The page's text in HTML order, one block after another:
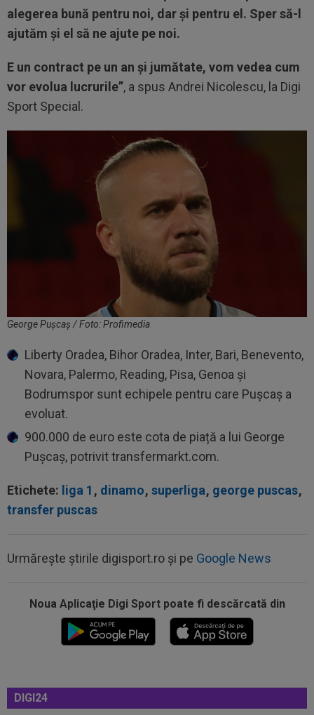
alegerea bună pentru noi, dar și pentru el. Sper să-l
ajutăm și el să ne ajute pe noi.
E un contract pe un an și jumătate, vom vedea cum
vor evolua lucrurile”, a spus Andrei Nicolescu, la Digi
Sport Special.
George Pușcaș / Foto: Profimedia
Liberty Oradea, Bihor Oradea, Inter, Bari, Benevento,
Novara, Palermo, Reading, Pisa, Genoa și
Bodrumspor sunt echipele pentru care Pușcaș a
evoluat.
900.000 de euro este cota de piață a lui George
Pușcaș, potrivit transfermarkt.com.
Etichete: liga 1 , dinamo, superliga, george puscas,
transfer puscas
Urmărește știrile digisport.ro și pe Google News
Noua Aplicaţie Digi Sport poate fi descărcată din
DIGI24
00:17
Micael Leandro a murit, după ce a fost
împușcat în timpul meciului
Surpriza serii în Europa: rezultat ”strălucitor”
23:53 FOTO
I-a lăsat ”mască”! Ce a făcut Vinicius
Junior, imediat după negocierile cu Real...